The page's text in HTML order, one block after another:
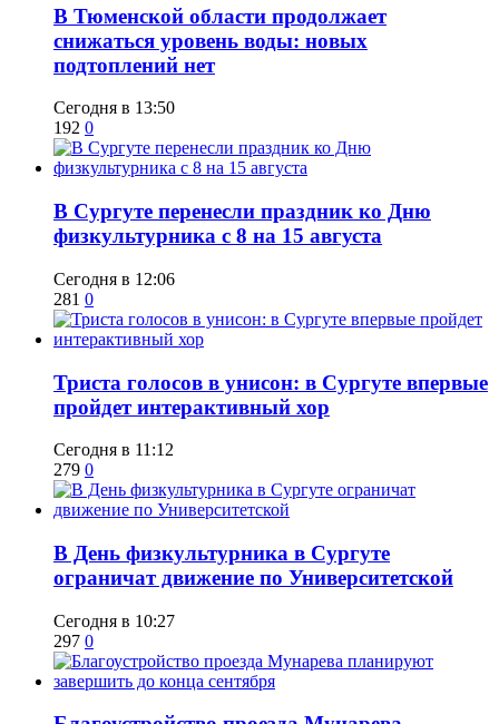
​В Тюменской области продолжает
снижаться уровень воды: новых
подтоплений нет
Сегодня в 13:50
192 0
​В Сургуте перенесли праздник ко Дню
физкультурника с 8 на 15 августа
Сегодня в 12:06
281 0
​Триста голосов в унисон: в Сургуте впервые
пройдет интерактивный хор
Сегодня в 11:12
279 0
​В День физкультурника в Сургуте
ограничат движение по Университетской
Сегодня в 10:27
297 0